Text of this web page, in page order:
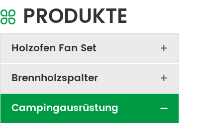
 PRODUKTE
Holzofen Fan Set 
Brennholzspalter 
Campingausrüstung 